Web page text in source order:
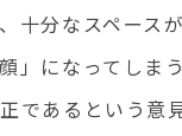
十分なスペース
になってしま
であるという意